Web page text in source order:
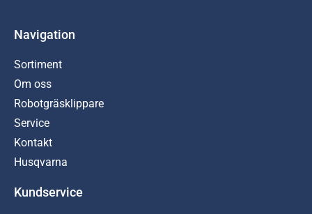
Navigation
Sortiment
Om oss
Robotgräsklippare
Service
Kontakt
Husqvarna
Kundservice